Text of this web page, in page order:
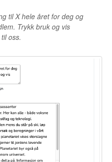
til X hele året for deg og
Trykk bruk og vis
oss.